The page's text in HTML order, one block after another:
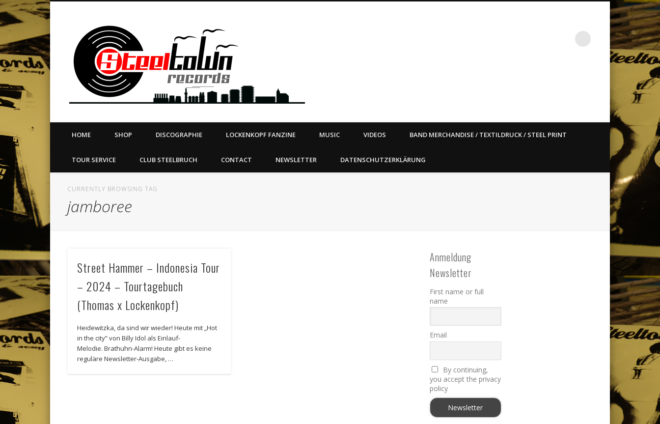
Steeltown Records – East ain`t dead so straight
LABEL | MERCH | PRINT | DIY | FANZINE | TOURSERVICE | BOOKING
VimeoDribble LinkedIn
HOME SHOP DISCOGRAPHIE LOCKENKOPF FANZINE MUSIC VIDEOS BAND MERCHANDISE / TEXTILDRUCK / STEEL PRINT
TOUR SERVICE CLUB STEELBRUCH CONTACT NEWSLETTER DATENSCHUTZERKLÄRUNG
CURRENTLY BROWSING TAG
jamboree
Street Hammer – Indonesia Tour
– 2024 – Tourtagebuch
(Thomas x Lockenkopf)
Heidewitzka, da sind wir wieder! Heute mit „Hot
in the city” von Billy Idol als Einlauf-
Melodie. Brathuhn-Alarm! Heute gibt es keine
reguläre Newsletter-Ausgabe, …
Anmeldung
Newsletter
First name or full
name
Email
By continuing,
you accept the privacy
policy